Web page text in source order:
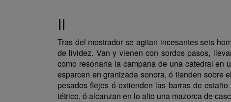
II
Tras del mostrador se agitan incesantes seis
de lividez. Van y vienen con sordos pasos,
como resonaría la campana de una catedral en
esparcen en granizada sonora, ó tienden sobre
pesados flejes ó extienden las barras de
tétrico, ó alcanzan en lo alto una mazorca de